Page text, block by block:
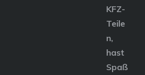
KFZ-
Teile
n,
hast
Spaß